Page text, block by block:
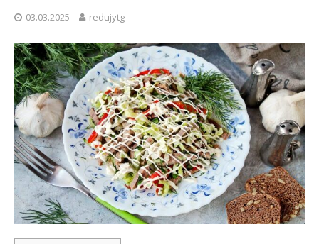
03.03.2025 redujytg